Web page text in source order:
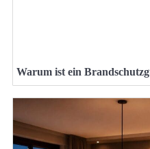
Warum ist ein